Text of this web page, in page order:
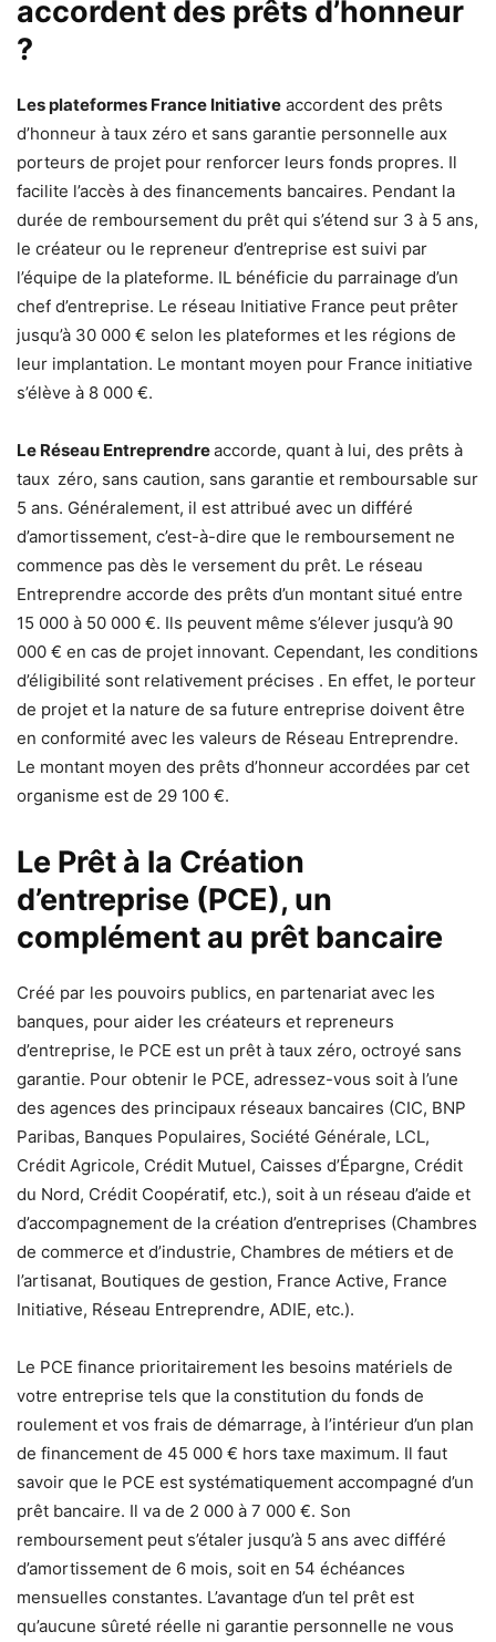
accordent des prêts d’honneur
?
Les plateformes France Initiative accordent des prêts
d’honneur à taux zéro et sans garantie personnelle aux
porteurs de projet pour renforcer leurs fonds propres. Il
facilite l’accès à des financements bancaires. Pendant la
durée de remboursement du prêt qui s’étend sur 3 à 5 ans,
le créateur ou le repreneur d’entreprise est suivi par
l’équipe de la plateforme. IL bénéficie du parrainage d’un
chef d’entreprise. Le réseau Initiative France peut prêter
jusqu’à 30 000 € selon les plateformes et les régions de
leur implantation. Le montant moyen pour France initiative
s’élève à 8 000 €.
Le Réseau Entreprendreaccorde, quant à lui, des prêts à
taux zéro, sans caution, sans garantie et remboursable sur
5 ans. Généralement, il est attribué avec un différé
d’amortissement, c’est-à-dire que le remboursement ne
commence pas dès le versement du prêt. Le réseau
Entreprendre accorde des prêts d’un montant situé entre
15 000 à 50 000 €. Ils peuvent même s’élever jusqu’à 90
000 € en cas de projet innovant. Cependant, les conditions
d’éligibilité sont relativement précises . En effet, le porteur
de projet et la nature de sa future entreprise doivent être
en conformité avec les valeurs de Réseau Entreprendre.
Le montant moyen des prêts d’honneur accordées par cet
organisme est de 29 100 €.
Le Prêt à la Création
d’entreprise (PCE), un
complément au prêt bancaire
Créé par les pouvoirs publics, en partenariat avec les
banques, pour aider les créateurs et repreneurs
d’entreprise, le PCE est un prêt à taux zéro, octroyé sans
garantie. Pour obtenir le PCE, adressez-vous soit à l’une
des agences des principaux réseaux bancaires (CIC, BNP
Paribas, Banques Populaires, Société Générale, LCL,
Crédit Agricole, Crédit Mutuel, Caisses d’Épargne, Crédit
du Nord, Crédit Coopératif, etc.), soit à un réseau d’aide et
d’accompagnement de la création d’entreprises (Chambres
de commerce et d’industrie, Chambres de métiers et de
l’artisanat, Boutiques de gestion, France Active, France
Initiative, Réseau Entreprendre, ADIE, etc.).
Le PCE finance prioritairement les besoins matériels de
votre entreprise tels que la constitution du fonds de
roulement et vos frais de démarrage, à l’intérieur d’un plan
de financement de 45 000 € hors taxe maximum. Il faut
savoir que le PCE est systématiquement accompagné d’un
prêt bancaire. Il va de 2 000 à 7 000 €. Son
remboursement peut s’étaler jusqu’à 5 ans avec différé
d’amortissement de 6 mois, soit en 54 échéances
mensuelles constantes. L’avantage d’un tel prêt est
qu’aucune sûreté réelle ni garantie personnelle ne vous